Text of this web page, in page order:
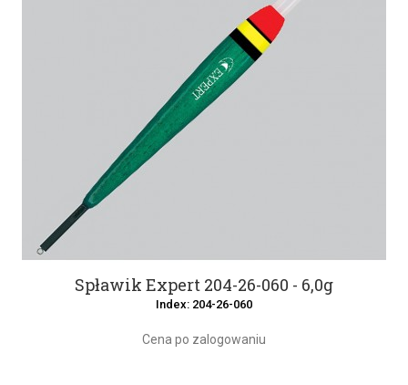
Spławik Expert 204-26-060 - 6,0g
Index: 204-26-060
Cena po zalogowaniu